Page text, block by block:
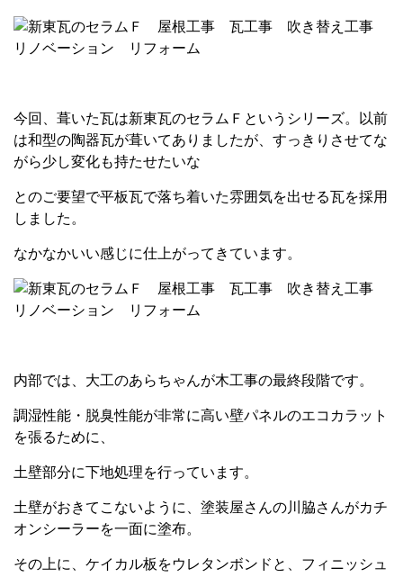
今回、葺いた瓦は新東瓦のセラムＦというシリーズ。以前
は和型の陶器瓦が葺いてありましたが、すっきりさせてな
がら少し変化も持たせたいな
とのご要望で平板瓦で落ち着いた雰囲気を出せる瓦を採用
しました。
なかなかいい感じに仕上がってきています。
内部では、大工のあらちゃんが木工事の最終段階です。
調湿性能・脱臭性能が非常に高い壁パネルのエコカラット
を張るために、
土壁部分に下地処理を行っています。
土壁がおきてこないように、塗装屋さんの川脇さんがカチ
オンシーラーを一面に塗布。
その上に、ケイカル板をウレタンボンドと、フィニッシュ